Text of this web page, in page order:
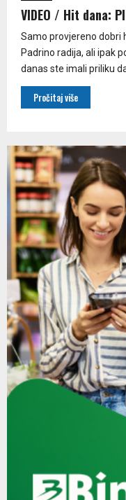
VIDEO / Hit dana:
Samo provjereno dobri
Padrino radija, ali ipak
danas ste imali priliku
Pročitaj više